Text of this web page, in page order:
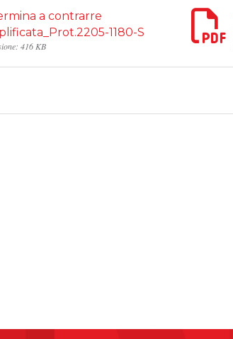
a contrarre
1180-S
416 KB